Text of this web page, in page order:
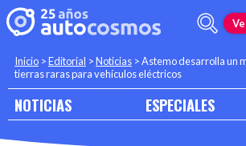
Inicio >Editorial >Noticias >Astemo desarrolla un
tierras raras para vehículos eléctricos
NOTICIAS ESPECIALES